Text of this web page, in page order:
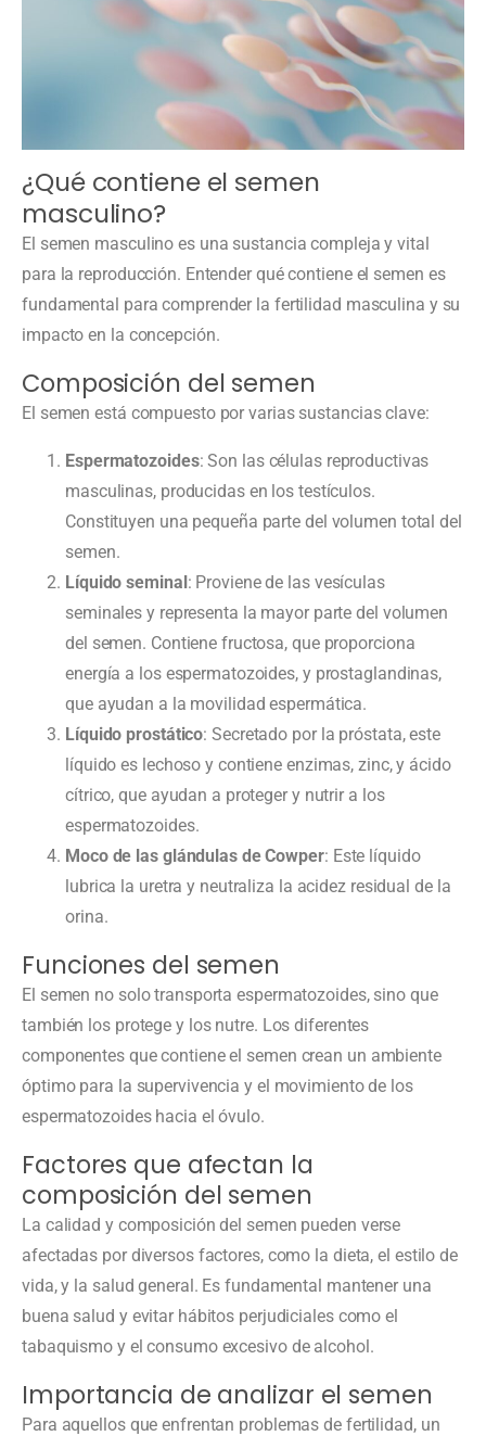
¿Qué contiene el semen
masculino?
El semen masculino es una sustancia compleja y vital
para la reproducción. Entender qué contiene el semen es
fundamental para comprender la fertilidad masculina y su
impacto en la concepción.
Composición del semen
El semen está compuesto por varias sustancias clave:
Espermatozoides: Son las células reproductivas
masculinas, producidas en los testículos.
Constituyen una pequeña parte del volumen total del
semen.
Líquido seminal: Proviene de las vesículas
seminales y representa la mayor parte del volumen
del semen. Contiene fructosa, que proporciona
energía a los espermatozoides, y prostaglandinas,
que ayudan a la movilidad espermática.
Líquido prostático: Secretado por la próstata, este
líquido es lechoso y contiene enzimas, zinc, y ácido
cítrico, que ayudan a proteger y nutrir a los
espermatozoides.
Moco de las glándulas de Cowper: Este líquido
lubrica la uretra y neutraliza la acidez residual de la
orina.
Funciones del semen
El semen no solo transporta espermatozoides, sino que
también los protege y los nutre. Los diferentes
componentes que contiene el semen crean un ambiente
óptimo para la supervivencia y el movimiento de los
espermatozoides hacia el óvulo.
Factores que afectan la
composición del semen
La calidad y composición del semen pueden verse
afectadas por diversos factores, como la dieta, el estilo de
vida, y la salud general. Es fundamental mantener una
buena salud y evitar hábitos perjudiciales como el
tabaquismo y el consumo excesivo de alcohol.
Importancia de analizar el semen
Para aquellos que enfrentan problemas de fertilidad, un